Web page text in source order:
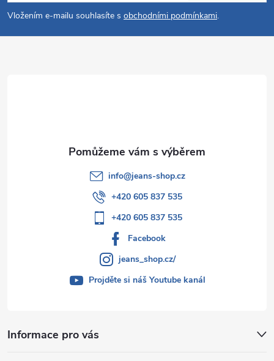
p
a
Vložením e-mailu souhlasíte s obchodními podmínkami.
Informace pro vás
info@jeans-shop.cz
+420 605 837 535
+420 605 837 535
Facebook
jeans_shop.cz/
Projděte si náš Youtube kanál